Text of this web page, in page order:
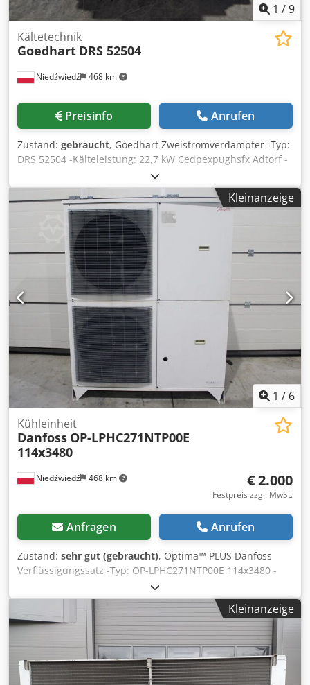
1 /9
Niedźwiedź 468 km
Kältetechnik
Goedhart DRS 52504
Preisinfo Anrufen
Zustand: gebraucht, Goedhart Zweistromverdampfer -Typ:
DRS 52504 -Kälteleistung: 22,7 kW Cedpexpughsfx Adtorf -
Lamellenabstand: 4 mm -Anzahl Ventilatoren: 2 x 500 mm -
Abmessungen: 2260 x 1600 x 530 mm -Gehäuse und Block
aus Edelstahl -Inhalt: 28 l -Gewicht: 240 kg -Lagerbestand:
5 Stück -Lagernummer: CH 571 -Zustand: gebraucht, sehr
guter Zustand, Kühler zu 100 % dicht, Ventilatoren
funktionstüchtig, sofort einsatzbereit
Kleinanzeige
1 / 6
Niedźwiedź 468 km
Kühleinheit
Danfoss OP-LPHC271NTP00E
114x3480
€ 2.000
Festpreis zzgl. MwSt.
Anfragen Anrufen
Zustand: sehr gut (gebraucht), Optima™ PLUS Danfoss
Verflüssigungssatz -Typ: OP-LPHC271NTP00E 114x3480 -
Kompressor-Typ: NTZ271A4LR1B -Kühlleistung mit R404A:
14,24 kW bei -10°C/40°C, 10,97 kW bei -25°C/40°C, 8,24 kW
bei -30°C/40°C Cedpfx Aju Hgcdodterf -Abmessungen: 1600
x 540 x 1800 -Gewicht: 325 kg -Anzahl der Ventilatoren: 2 x
600 mm -Lagerbestand: 1 Stk. -Lagernummer: AG 177 -
Zustand: gebraucht
Kleinanzeige